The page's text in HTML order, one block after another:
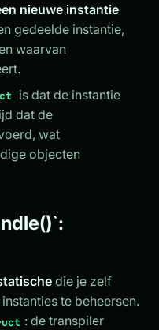
nieuwe instantie
gedeelde instantie,
waarvan
is dat de instantie
dat de
wat
objecten
die je zelf
te beheersen.
: de transpiler